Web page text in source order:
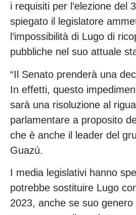
i requisiti per l’elezione del
spiegato il legislatore
l’impossibilità di Lugo di
pubbliche nel suo attuale
“Il Senato prenderà una
In effetti, questo
sarà una risoluzione al
parlamentare a proposito
che è anche il leader del
Guazú.
I media legislativi hanno
potrebbe sostituire Lugo
2023, anche se suo genero